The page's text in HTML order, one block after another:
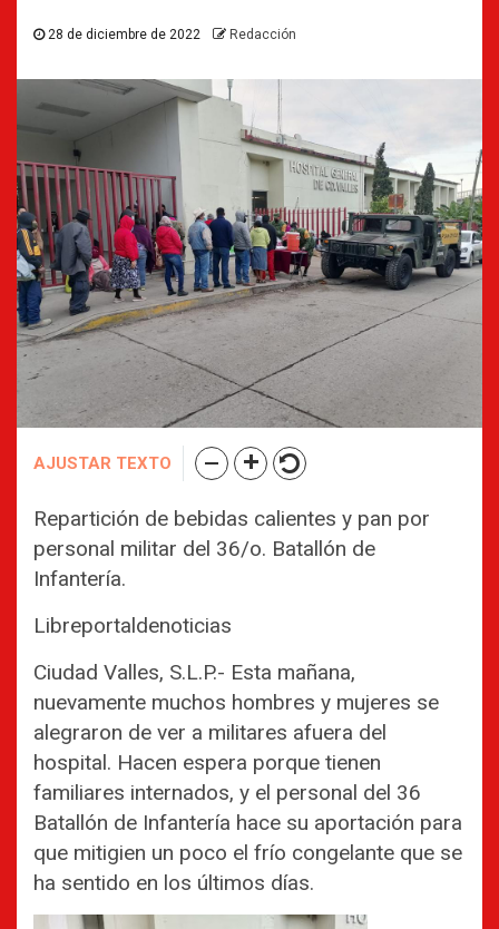
28 de diciembre de 2022 Redacción
AJUSTAR TEXTO
Repartición de bebidas calientes y pan por
personal militar del 36/o. Batallón de
Infantería.
Libreportaldenoticias
Ciudad Valles, S.L.P.- Esta mañana,
nuevamente muchos hombres y mujeres se
alegraron de ver a militares afuera del
hospital. Hacen espera porque tienen
familiares internados, y el personal del 36
Batallón de Infantería hace su aportación para
que mitigien un poco el frío congelante que se
ha sentido en los últimos días.